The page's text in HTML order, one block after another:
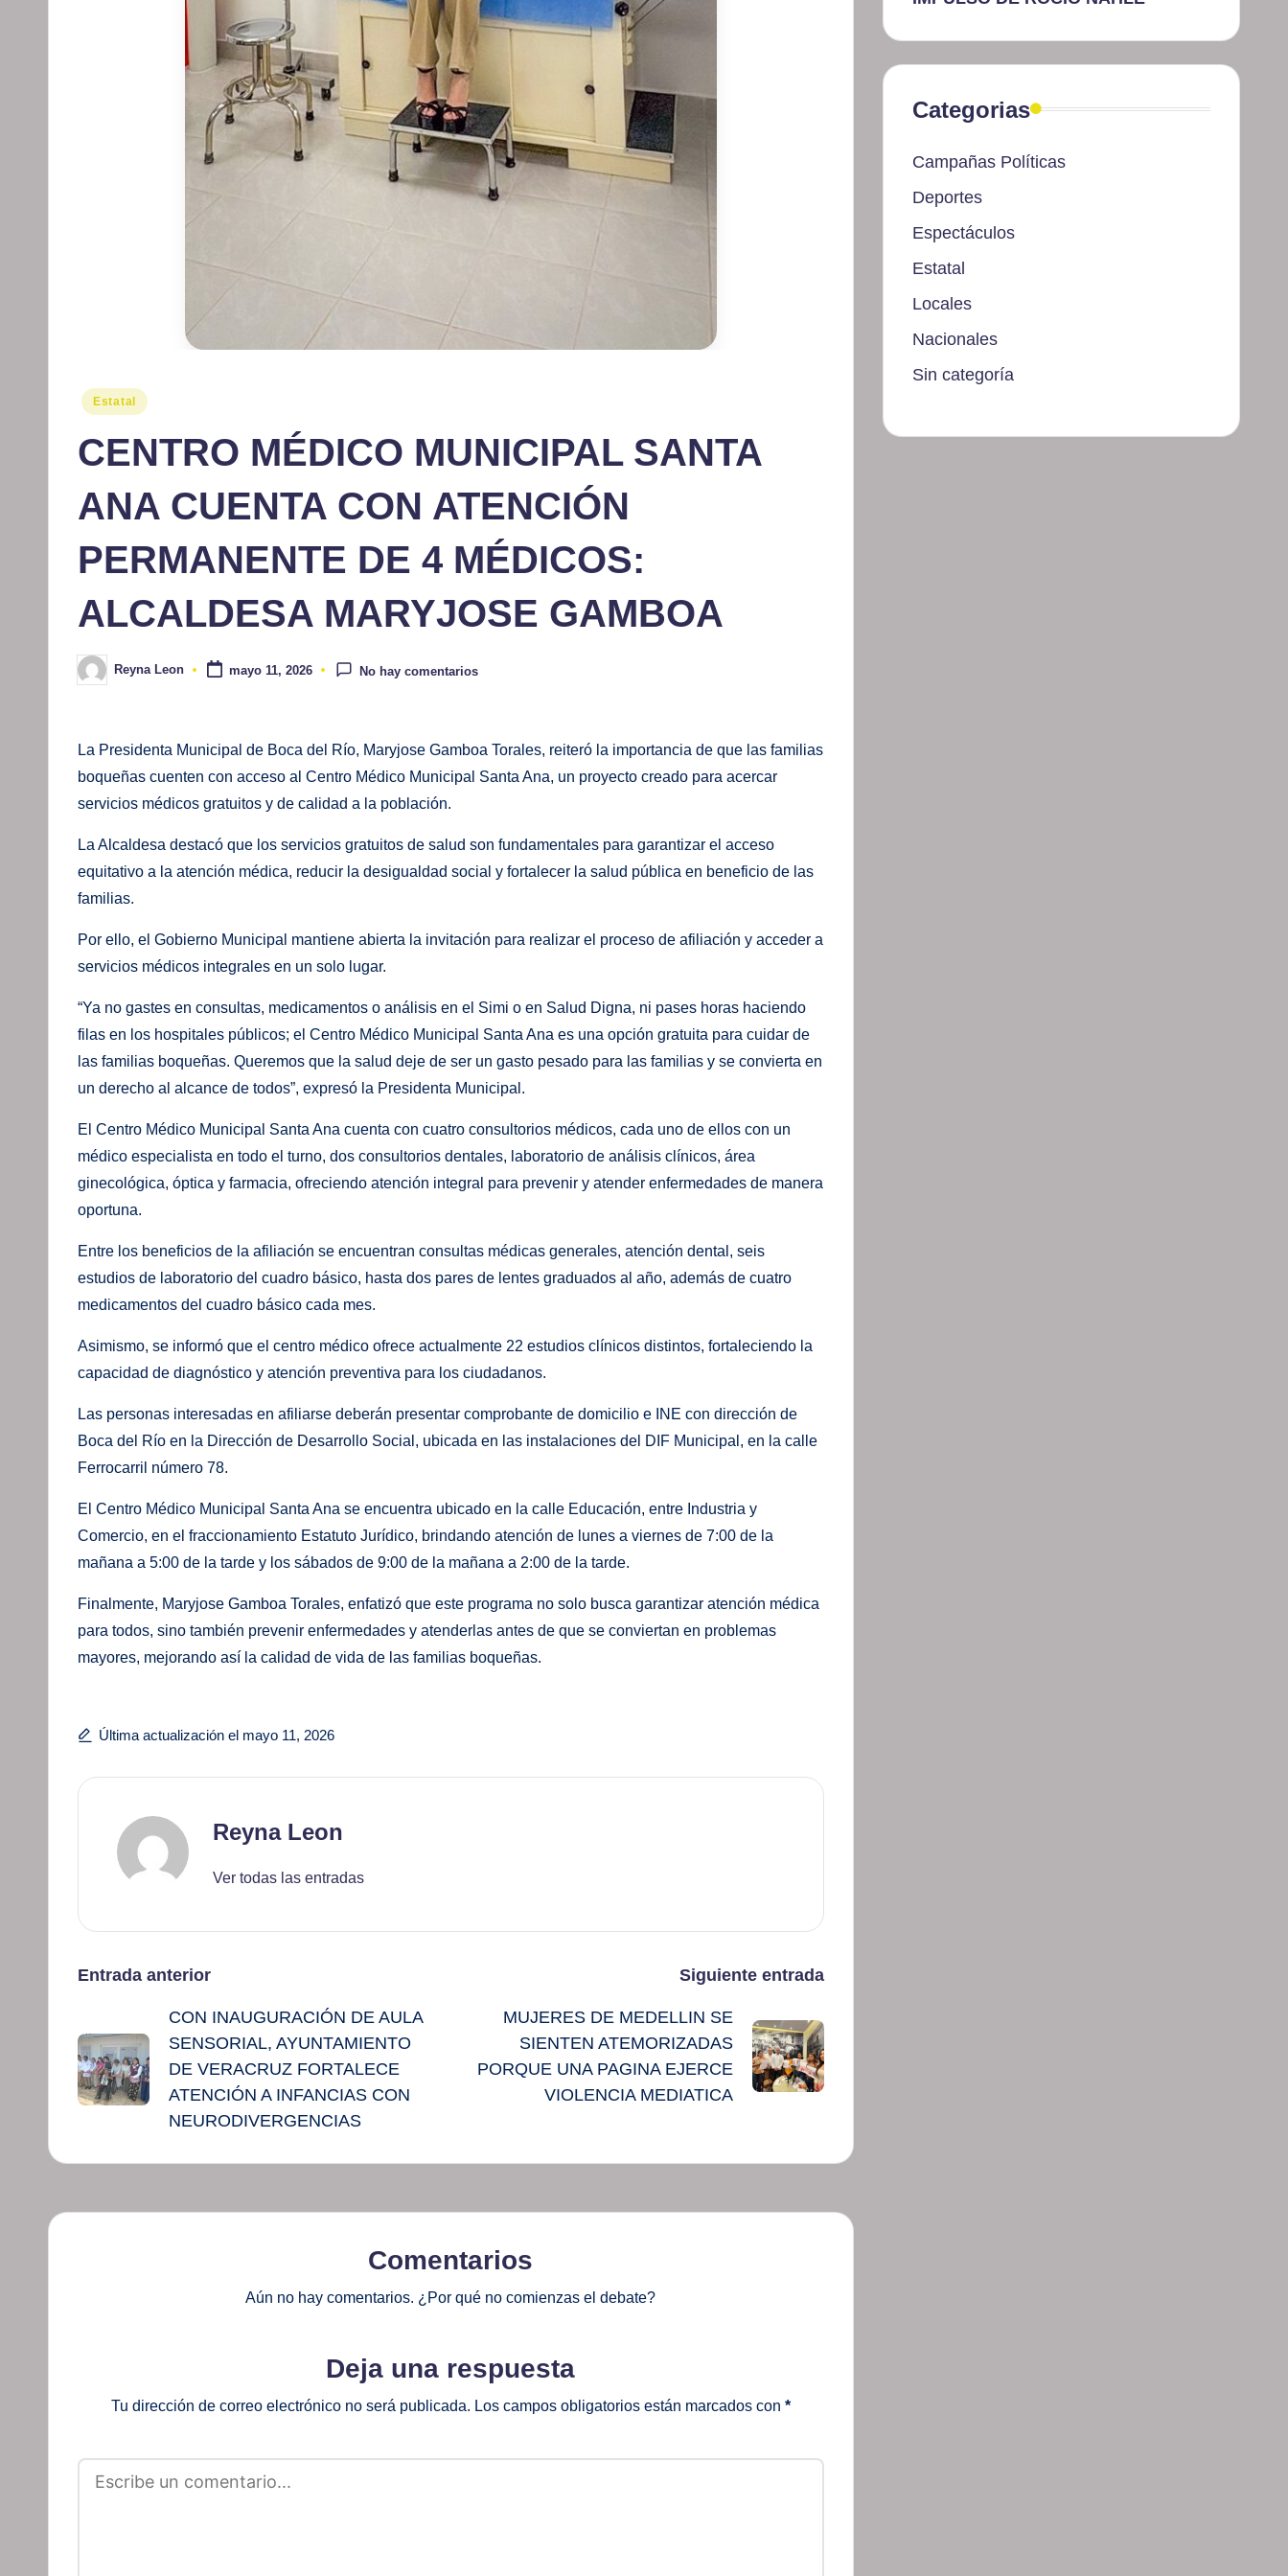
Publicado
Estatal
CENTRO MÉDICO MUNICIPAL SANTA
ANA CUENTA CON ATENCIÓN
PERMANENTE DE 4 MÉDICOS:
ALCALDESA MARYJOSE GAMBOA
Publicado
por
Reyna Leon mayo 11, 2026 No hay comentarios
La Presidenta Municipal de Boca del Río, Maryjose Gamboa Torales, reiteró la importancia de que las familias
boqueñas cuenten con acceso al Centro Médico Municipal Santa Ana, un proyecto creado para acercar
servicios médicos gratuitos y de calidad a la población.
La Alcaldesa destacó que los servicios gratuitos de salud son fundamentales para garantizar el acceso
equitativo a la atención médica, reducir la desigualdad social y fortalecer la salud pública en beneficio de las
familias.
Por ello, el Gobierno Municipal mantiene abierta la invitación para realizar el proceso de afiliación y acceder a
servicios médicos integrales en un solo lugar.
“Ya no gastes en consultas, medicamentos o análisis en el Simi o en Salud Digna, ni pases horas haciendo
filas en los hospitales públicos; el Centro Médico Municipal Santa Ana es una opción gratuita para cuidar de
las familias boqueñas. Queremos que la salud deje de ser un gasto pesado para las familias y se convierta en
un derecho al alcance de todos”, expresó la Presidenta Municipal.
El Centro Médico Municipal Santa Ana cuenta con cuatro consultorios médicos, cada uno de ellos con un
médico especialista en todo el turno, dos consultorios dentales, laboratorio de análisis clínicos, área
ginecológica, óptica y farmacia, ofreciendo atención integral para prevenir y atender enfermedades de manera
oportuna.
Entre los beneficios de la afiliación se encuentran consultas médicas generales, atención dental, seis
estudios de laboratorio del cuadro básico, hasta dos pares de lentes graduados al año, además de cuatro
medicamentos del cuadro básico cada mes.
Asimismo, se informó que el centro médico ofrece actualmente 22 estudios clínicos distintos, fortaleciendo la
capacidad de diagnóstico y atención preventiva para los ciudadanos.
Las personas interesadas en afiliarse deberán presentar comprobante de domicilio e INE con dirección de
Boca del Río en la Dirección de Desarrollo Social, ubicada en las instalaciones del DIF Municipal, en la calle
Ferrocarril número 78.
El Centro Médico Municipal Santa Ana se encuentra ubicado en la calle Educación, entre Industria y
Comercio, en el fraccionamiento Estatuto Jurídico, brindando atención de lunes a viernes de 7:00 de la
mañana a 5:00 de la tarde y los sábados de 9:00 de la mañana a 2:00 de la tarde.
Finalmente, Maryjose Gamboa Torales, enfatizó que este programa no solo busca garantizar atención médica
para todos, sino también prevenir enfermedades y atenderlas antes de que se conviertan en problemas
mayores, mejorando así la calidad de vida de las familias boqueñas.
Última actualización el mayo 11, 2026
Reyna Leon
Ver todas las entradas
Navegación
de
entradas
Entrada anterior
CON INAUGURACIÓN DE AULA
SENSORIAL, AYUNTAMIENTO
DE VERACRUZ FORTALECE
ATENCIÓN A INFANCIAS CON
NEURODIVERGENCIAS
Siguiente entrada
MUJERES DE MEDELLIN SE
SIENTEN ATEMORIZADAS
PORQUE UNA PAGINA EJERCE
VIOLENCIA MEDIATICA
Comentarios
Aún no hay comentarios. ¿Por qué no comienzas el debate?
Deja una respuesta
Tu dirección de correo electrónico no será publicada. Los campos obligatorios están marcados con *
Categorias
Campañas Políticas
Deportes
Espectáculos
Estatal
Locales
Nacionales
Sin categoría